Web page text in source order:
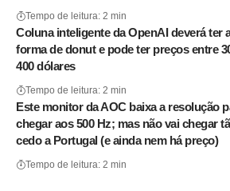
Tempo de leitura: 2 min
Coluna inteligente da OpenAI deverá ter
forma de donut e pode ter preços entre
400 dólares
Tempo de leitura: 2 min
Este monitor da AOC baixa a resolução
chegar aos 500 Hz; mas não vai chegar
cedo a Portugal (e ainda nem há preço)
Tempo de leitura: 2 min